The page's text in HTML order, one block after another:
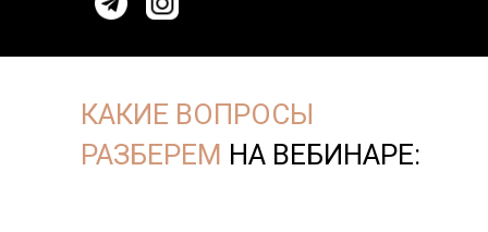
КАКИЕ ВОПРОСЫ
РАЗБЕРЕМ НА ВЕБИНАРЕ: